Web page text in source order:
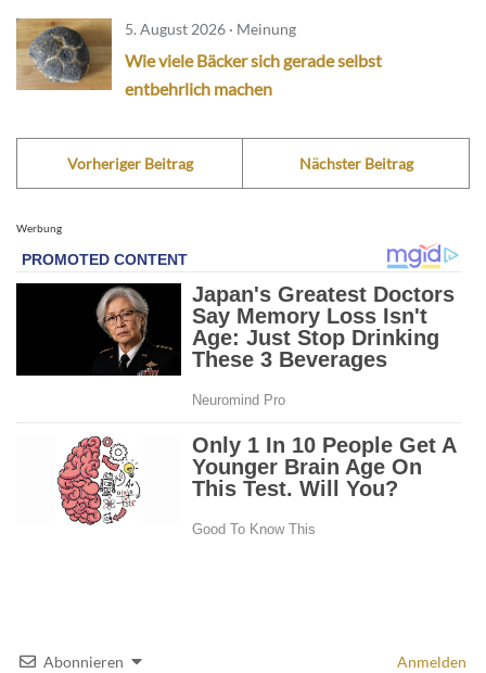
5. August 2026 · Meinung
Wie viele Bäcker sich gerade selbst
entbehrlich machen
Vorheriger Beitrag Nächster Beitrag
Werbung
Abonnieren Anmelden